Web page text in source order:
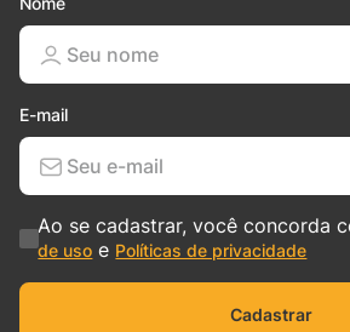
E-mail
Ao se cadastrar, você concorda
de uso e Políticas de privacidade
Cadastrar